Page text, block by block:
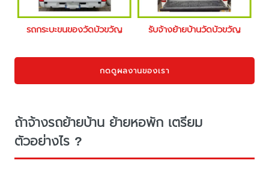
รถกระบะขนของวัดบัวขวัญ รับจ้างย้ายบ้านวัดบัวขวัญ
กดดูผลงานของเรา
ถ้าจ้างรถย้ายบ้าน ย้ายหอพัก เตรียม
ตัวอย่างไร ?